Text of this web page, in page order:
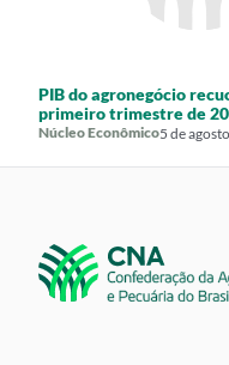
PIB do agronegócio
primeiro trimestre de
Núcleo Econômico5 de